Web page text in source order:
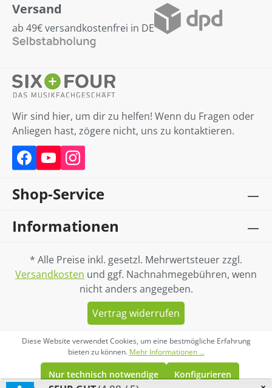
Versand
ab 49€ versandkostenfrei in DE
Wir sind hier, um dir zu helfen! Wenn du Fragen oder
Anliegen hast, zögere nicht, uns zu kontaktieren.
Shop-Service
Informationen
* Alle Preise inkl. gesetzl. Mehrwertsteuer zzgl.
Versandkosten und ggf. Nachnahmegebühren, wenn
nicht anders angegeben.
Vertrag widerrufen
Diese Website verwendet Cookies, um eine bestmögliche Erfahrung
bieten zu können. Mehr Informationen ...
Nur technisch notwendige Konfigurieren